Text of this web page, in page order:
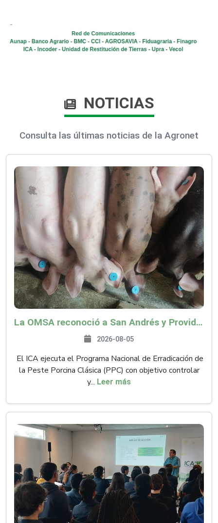
NOTICIAS
Consulta las últimas noticias de la Agronet
La OMSA reconoció a San Andrés y Providencia como zona libre de Peste Porcina Clásica (PPC)
2026-08-05
El ICA ejecuta el Programa Nacional de Erradicación de
la Peste Porcina Clásica (PPC) con objetivo controlar
y... Leer más